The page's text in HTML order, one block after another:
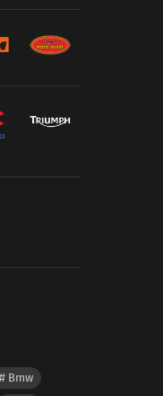
Bmw